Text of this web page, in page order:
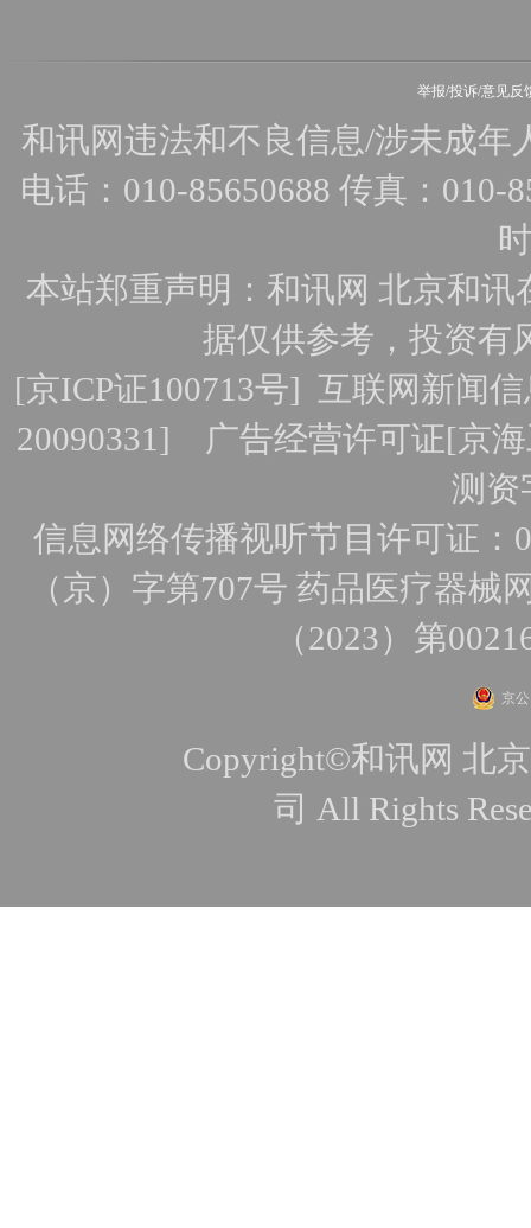
举报/投诉/意见反
和讯网违法和不良信息/涉未成年
电话：010-85650688 传真：010-
本站郑重声明：和讯网 北京和
据仅供参考，投资有
[京ICP证100713号]互联网新闻
20090331] 广告经营许可证[京
测资
信息网络传播视听节目许可证：
（京）字第707号 药品医疗器械
（2023）第
京
Copyright©和讯网 北
司 All Rights